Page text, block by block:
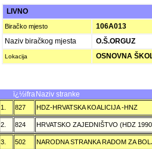
LIVNO
Biračko mjesto
106A013
Naziv biračkog mjesta
O.Š.ORGUZ
Lokacija OSNOVNA
ï¿½ifra Naziv stranke
1. 827 HDZ-HRVATSKA KOALICIJA -HNZ
2. 824 HRVATSKO ZAJEDNIŠTVO (HDZ
3. 502 NARODNA STRANKA RADOM ZA